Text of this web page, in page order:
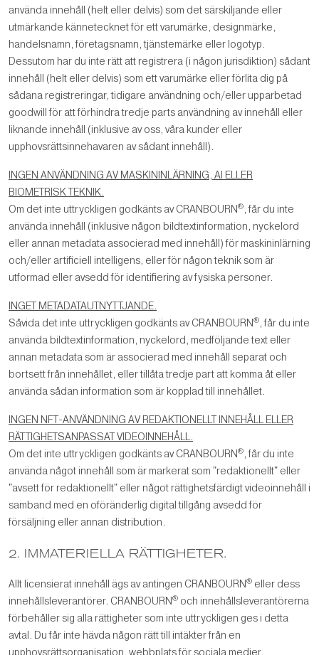
använda innehåll (helt eller delvis) som det särskiljande eller
utmärkande kännetecknet för ett varumärke, designmärke,
handelsnamn, företagsnamn, tjänstemärke eller logotyp.
Dessutom har du inte rätt att registrera (i någon jurisdiktion) sådant
innehåll (helt eller delvis) som ett varumärke eller förlita dig på
sådana registreringar, tidigare användning och/eller upparbetad
goodwill för att förhindra tredje parts användning av innehåll eller
liknande innehåll (inklusive av oss, våra kunder eller
upphovsrättsinnehavaren av sådant innehåll).
INGEN ANVÄNDNING AV MASKININLÄRNING, AI ELLER
BIOMETRISK TEKNIK.
Om det inte uttryckligen godkänts av CRANBOURN®, får du inte
använda innehåll (inklusive någon bildtextinformation, nyckelord
eller annan metadata associerad med innehåll) för maskininlärning
och/eller artificiell intelligens, eller för någon teknik som är
utformad eller avsedd för identifiering av fysiska personer.
INGET METADATAUTNYTTJANDE.
Såvida det inte uttryckligen godkänts av CRANBOURN®, får du inte
använda bildtextinformation, nyckelord, medföljande text eller
annan metadata som är associerad med innehåll separat och
bortsett från innehållet, eller tillåta tredje part att komma åt eller
använda sådan information som är kopplad till innehållet.
INGEN NFT-ANVÄNDNING AV REDAKTIONELLT INNEHÅLL ELLER
RÄTTIGHETSANPASSAT VIDEOINNEHÅLL.
Om det inte uttryckligen godkänts av CRANBOURN®, får du inte
använda något innehåll som är markerat som "redaktionellt" eller
"avsett för redaktionellt" eller något rättighetsfärdigt videoinnehåll i
samband med en oföränderlig digital tillgång avsedd för
försäljning eller annan distribution.
2. IMMATERIELLA RÄTTIGHETER.
Allt licensierat innehåll ägs av antingen CRANBOURN® eller dess
innehållsleverantörer. CRANBOURN® och innehållsleverantörerna
förbehåller sig alla rättigheter som inte uttryckligen ges i detta
avtal. Du får inte hävda någon rätt till intäkter från en
upphovsrättsorganisation, webbplats för sociala medier,